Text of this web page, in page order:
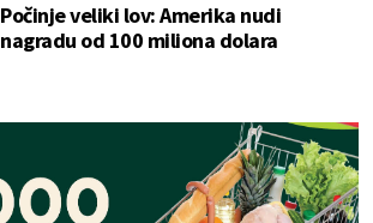
Počinje veliki lov: Amerika nudi
nagradu od 100 miliona dolara